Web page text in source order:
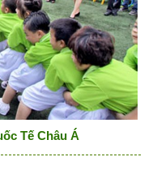
Tế Châu Á